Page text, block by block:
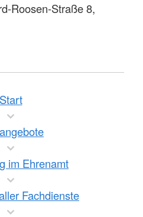
Roosen-Straße 8,
Start
im Ehrenamt
Fachdienste